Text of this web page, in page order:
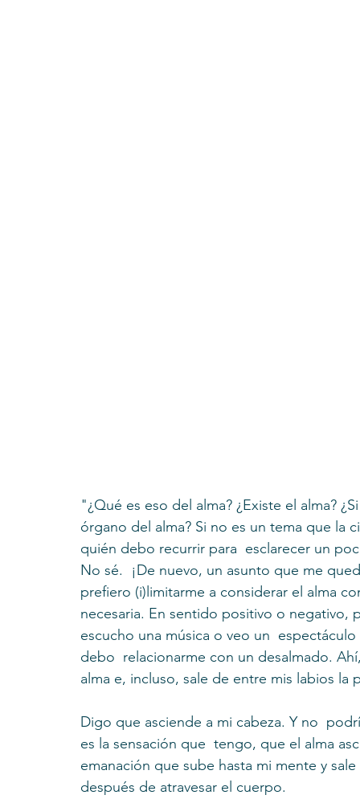
"¿Qué es eso del alma? ¿Existe el alma?
órgano del alma? Si no es un tema que
quién debo recurrir para  esclarecer un
No sé.  ¡De nuevo, un asunto que me
prefiero (i)limitarme a considerar el alma
necesaria. En sentido positivo o
escucho una música o veo un
debo  relacionarme con un desalmado.
alma e, incluso, sale de entre mis labios la
Digo que asciende a mi cabeza. Y no
es la sensación que  tengo, que el alma
emanación que sube hasta mi mente y
después de atravesar el cuerpo.